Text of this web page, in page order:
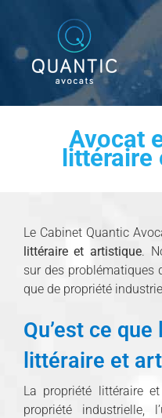
contenu
Avocat
littéraire
Le Cabinet Quantic
littéraire et artistique.
sur des problématiques
que de propriété
Qu’est ce
littéraire et
La propriété littéraire
propriété